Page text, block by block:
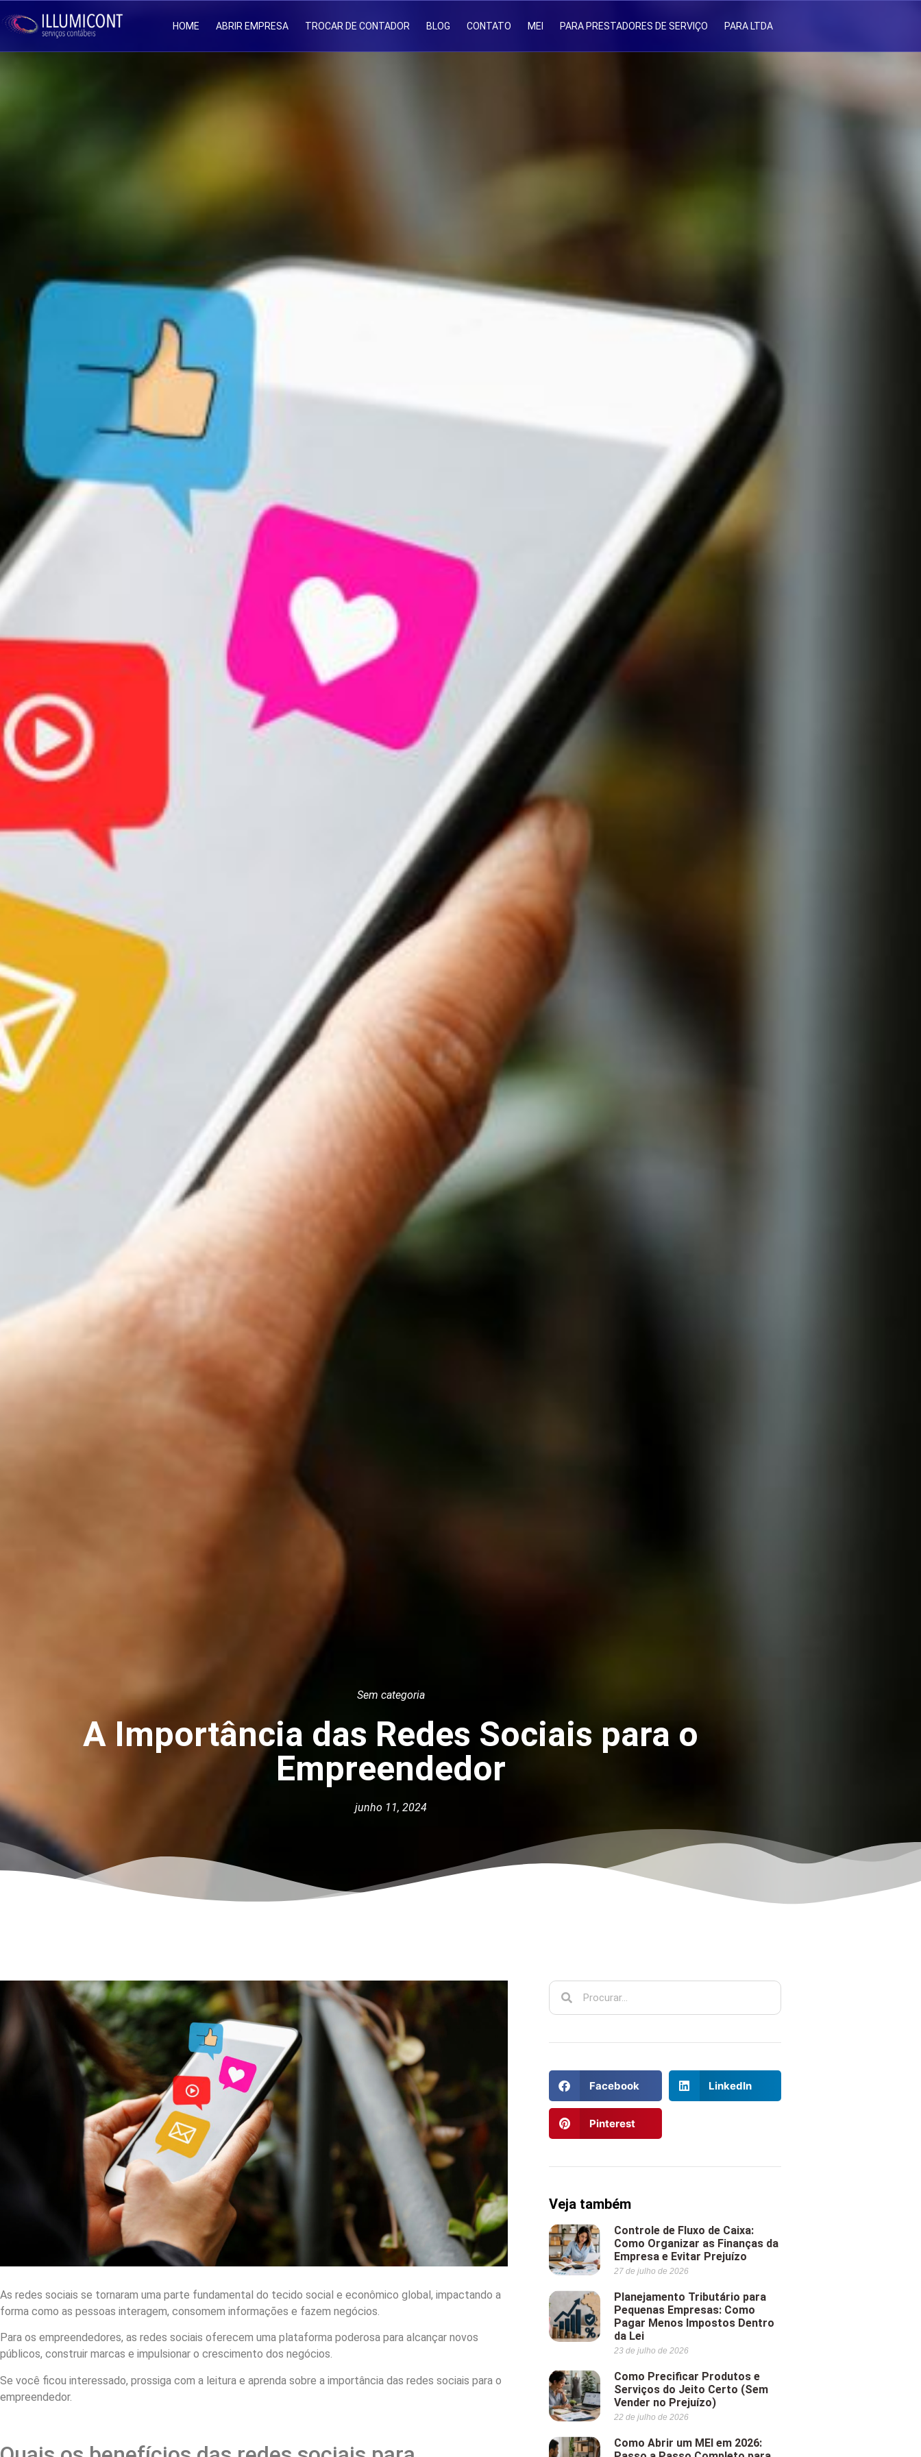
HOME ABRIR EMPRESA TROCAR DE CONTADOR BLOG CONTATO MEI PARA PRESTADORES DE SERVIÇO PARA LTDA
Sem categoria
A Importância das Redes Sociais para o
Empreendedor
junho 11, 2024
As redes sociais se tornaram uma parte fundamental do tecido social e econômico global, impactando a
forma como as pessoas interagem, consomem informações e fazem negócios.
Para os empreendedores, as redes sociais oferecem uma plataforma poderosa para alcançar novos
públicos, construir marcas e impulsionar o crescimento dos negócios.
Se você ficou interessado, prossiga com a leitura e aprenda sobre a importância das redes sociais para o
empreendedor.
Facebook LinkedIn
Pinterest
Veja também
Controle de Fluxo de Caixa:
Como Organizar as Finanças da
Empresa e Evitar Prejuízo
27 de julho de 2026
Planejamento Tributário para
Pequenas Empresas: Como
Pagar Menos Impostos Dentro
da Lei
23 de julho de 2026
Como Precificar Produtos e
Serviços do Jeito Certo (Sem
Vender no Prejuízo)
22 de julho de 2026
Como Abrir um MEI em 2026: